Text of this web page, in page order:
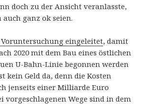
doch zu der Ansicht veranlasste,
auch ganz ok seien.
eingeleitet, damit
2020 mit dem Bau eines östlichen
U-Bahn-Linie begonnen werden
kein Geld da, denn die Kosten
jenseits einer Milliarde Euro
vorgeschlagenen Wege sind in dem